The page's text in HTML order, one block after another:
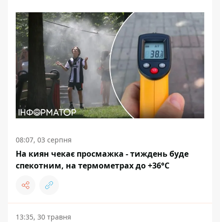
08:07, 03 серпня
На киян чекає просмажка - тиждень буде
спекотним, на термометрах до +36°С
13:35, 30 травня